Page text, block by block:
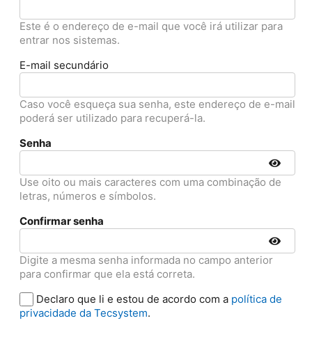
Este é o endereço de e-mail que você irá utilizar para
entrar nos sistemas.
E-mail secundário
Caso você esqueça sua senha, este endereço de e-mail
poderá ser utilizado para recuperá-la.
Senha
Use oito ou mais caracteres com uma combinação de
letras, números e símbolos.
Confirmar senha
Digite a mesma senha informada no campo anterior
para confirmar que ela está correta.
Declaro que li e estou de acordo com a política de
privacidade da Tecsystem.